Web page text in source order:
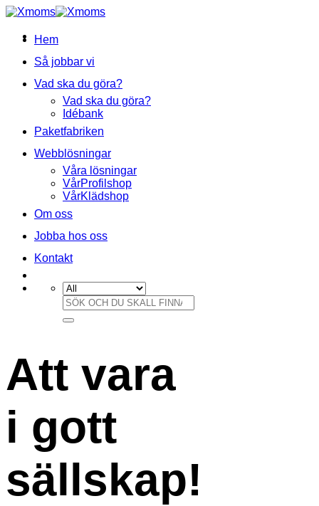
Skip
contentHem
Så jobbar vi
Vad ska du göra?
Vad ska du göra?
Idébank
Paketfabriken
Webblösningar
Våra lösningar
VårProfilshop
VårKlädshop
Om oss
Jobba hos oss
Kontakt
Sök
efter:
Att vara
i gott
sällskap!